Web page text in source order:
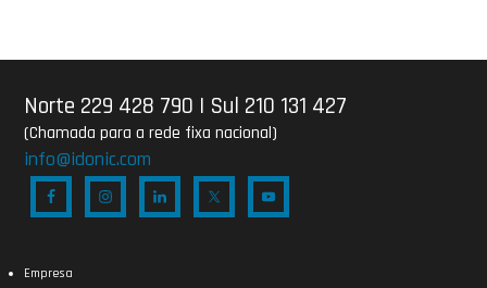
Norte 229 428 790 | Sul 210 131 427
(Chamada para a rede fixa nacional)
info@idonic.com
Empresa